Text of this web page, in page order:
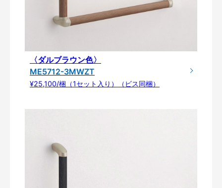
〈ダルブラウン色〉
ME5712-3MWZT
¥25,100/梱（1セット入り）（ビス同梱）